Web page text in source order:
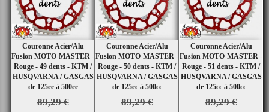
Couronne Acier/Alu
Fusion MOTO-MASTER -
Rouge - 49 dents - KTM /
HUSQVARNA / GASGAS
de 125cc à 500cc
89,29 €
Couronne Acier/Alu
Fusion MOTO-MASTER -
Rouge - 50 dents - KTM /
HUSQVARNA / GASGAS
de 125cc à 500cc
89,29 €
Couronne Acier/Alu
Fusion MOTO-MASTER -
Rouge - 51 dents - KTM /
HUSQVARNA / GASGAS
de 125cc à 500cc
89,29 €